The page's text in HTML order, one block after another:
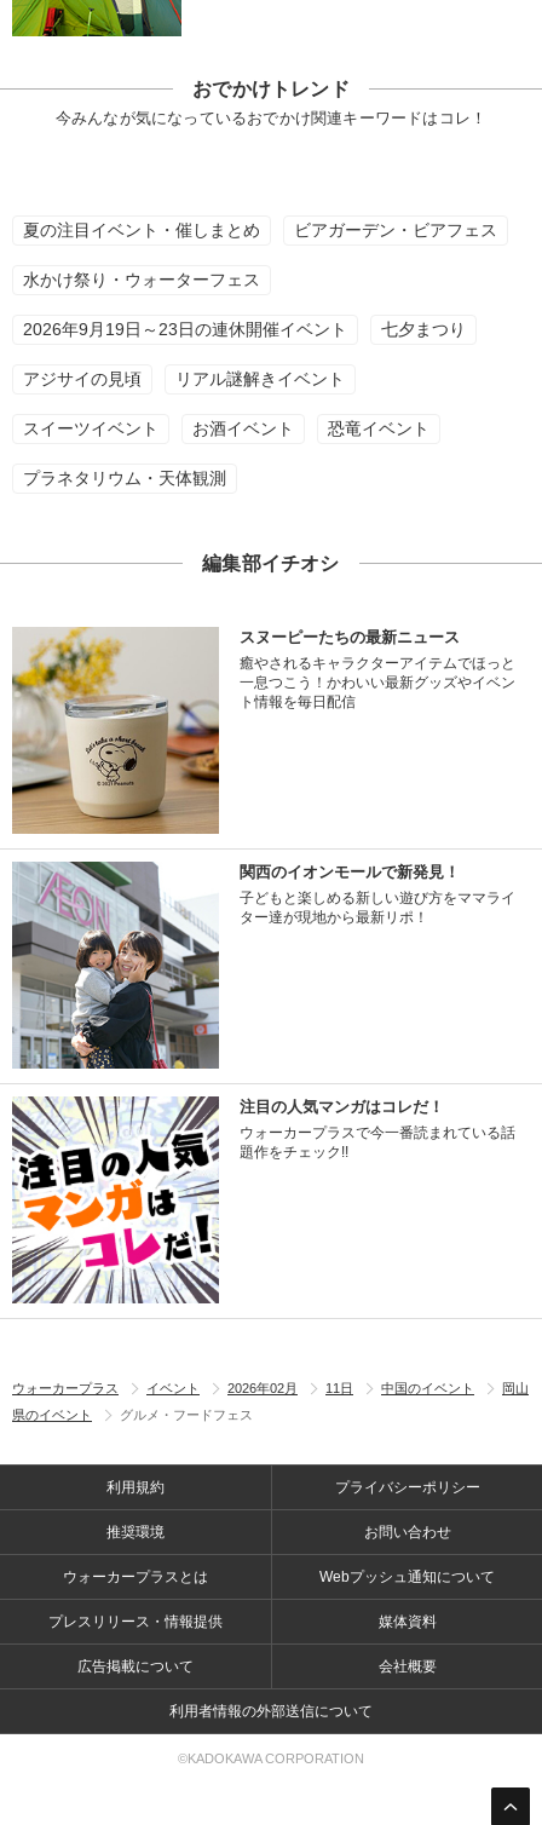
おでかけトレンド
今みんなが気になっているおでかけ関連キーワードはコレ！
夏の注目イベント・催しまとめ ビアガーデン・ビアフェス
水かけ祭り・ウォーターフェス
2026年9月19日～23日の連休開催イベント 七夕まつり
アジサイの見頃 リアル謎解きイベント
スイーツイベント お酒イベント 恐竜イベント
プラネタリウム・天体観測
編集部イチオシ
スヌーピーたちの最新ニュース
癒やされるキャラクターアイテムでほっと
一息つこう！かわいい最新グッズやイベン
ト情報を毎日配信
関西のイオンモールで新発見！
子どもと楽しめる新しい遊び方をママライ
ター達が現地から最新リポ！
注目の人気マンガはコレだ！
ウォーカープラスで今一番読まれている話
題作をチェック!!
ウォーカープラス イベント 2026年02月 11日 中国のイベント
岡山
県のイベント
グルメ・フードフェス
利用規約 プライバシーポリシー
推奨環境 お問い合わせ
ウォーカープラスとは Webプッシュ通知について
プレスリリース・情報提供 媒体資料
広告掲載について 会社概要
利用者情報の外部送信について
©KADOKAWA CORPORATION